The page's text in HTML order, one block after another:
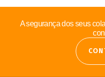
A segurança dos seus